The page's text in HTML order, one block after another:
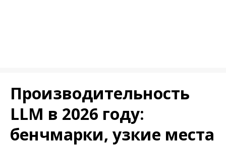
Производительность
LLM в 2026 году:
бенчмарки, узкие места